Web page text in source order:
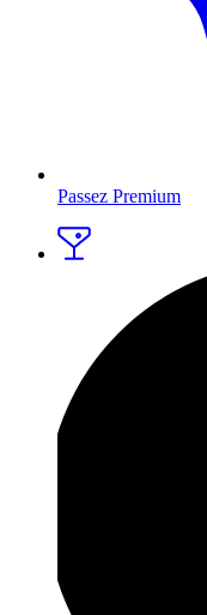
Passez Premium